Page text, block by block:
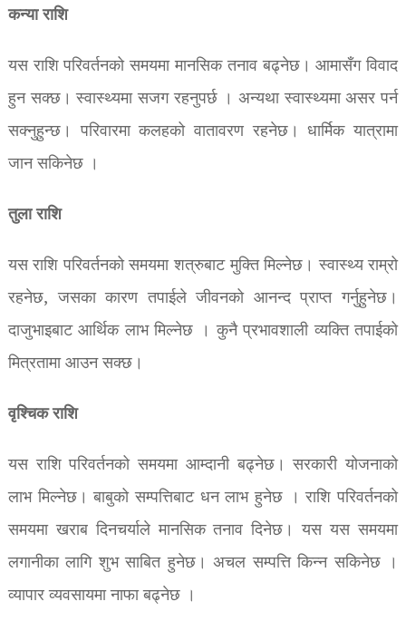
कन्या राशि
यस राशि परिवर्तनको समयमा मानसिक तनाव बढ्नेछ। आमासँग विवाद
हुन सक्छ। स्वास्थ्यमा सजग रहनुपर्छ । अन्यथा स्वास्थ्यमा असर पर्न
सक्नुहुन्छ। परिवारमा कलहको वातावरण रहनेछ। धार्मिक यात्रामा
जान सकिनेछ ।
तुला राशि
यस राशि परिवर्तनको समयमा शत्रुबाट मुक्ति मिल्नेछ। स्वास्थ्य राम्रो
रहनेछ, जसका कारण तपाईले जीवनको आनन्द प्राप्त गर्नुहुनेछ।
दाजुभाइबाट आर्थिक लाभ मिल्नेछ । कुनै प्रभावशाली व्यक्ति तपाईको
मित्रतामा आउन सक्छ।
वृश्चिक राशि
यस राशि परिवर्तनको समयमा आम्दानी बढ्नेछ। सरकारी योजनाको
लाभ मिल्नेछ। बाबुको सम्पत्तिबाट धन लाभ हुनेछ । राशि परिवर्तनको
समयमा खराब दिनचर्याले मानसिक तनाव दिनेछ। यस यस समयमा
लगानीका लागि शुभ साबित हुनेछ। अचल सम्पत्ति किन्न सकिनेछ ।
व्यापार व्यवसायमा नाफा बढ्नेछ ।